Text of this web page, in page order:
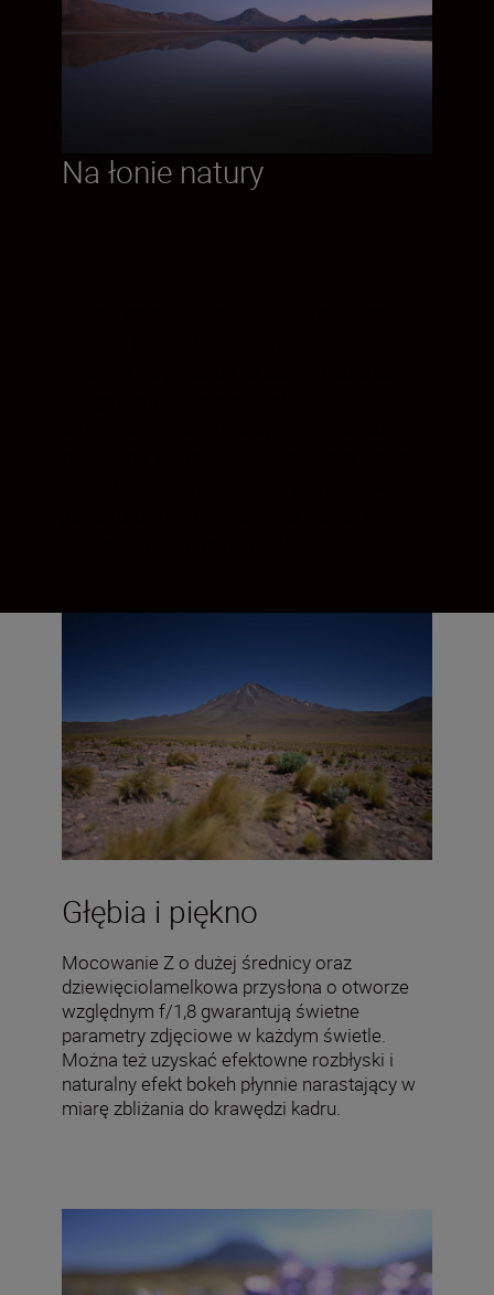
Na łonie natury
Głębia i piękno
Mocowanie Z o dużej średnicy oraz
dziewięciolamelkowa przysłona o otworze
względnym f/1,8 gwarantują świetne
parametry zdjęciowe w każdym świetle.
Można też uzyskać efektowne rozbłyski i
naturalny efekt bokeh płynnie narastający w
miarę zbliżania do krawędzi kadru.